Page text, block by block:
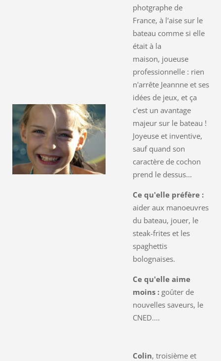
photgraphe de
France, à l'aise sur le
bateau comme si elle
était à la
maison, joueuse
professionnelle : rien
n'arrête Jeannne et ses
idées de jeux, et ça
c'est un avantage
majeur sur le bateau !
Joyeuse et inventive,
sauf quand son
caractère de cochon
prend le dessus...
Ce qu'elle préfère :
aider aux manoeuvres
du bateau, jouer, le
steak-frites et les
spaghettis
bolognaises.
Ce qu'elle aime
moins :goûter de
nouvelles saveurs, le
CNED....
Colin, troisième et